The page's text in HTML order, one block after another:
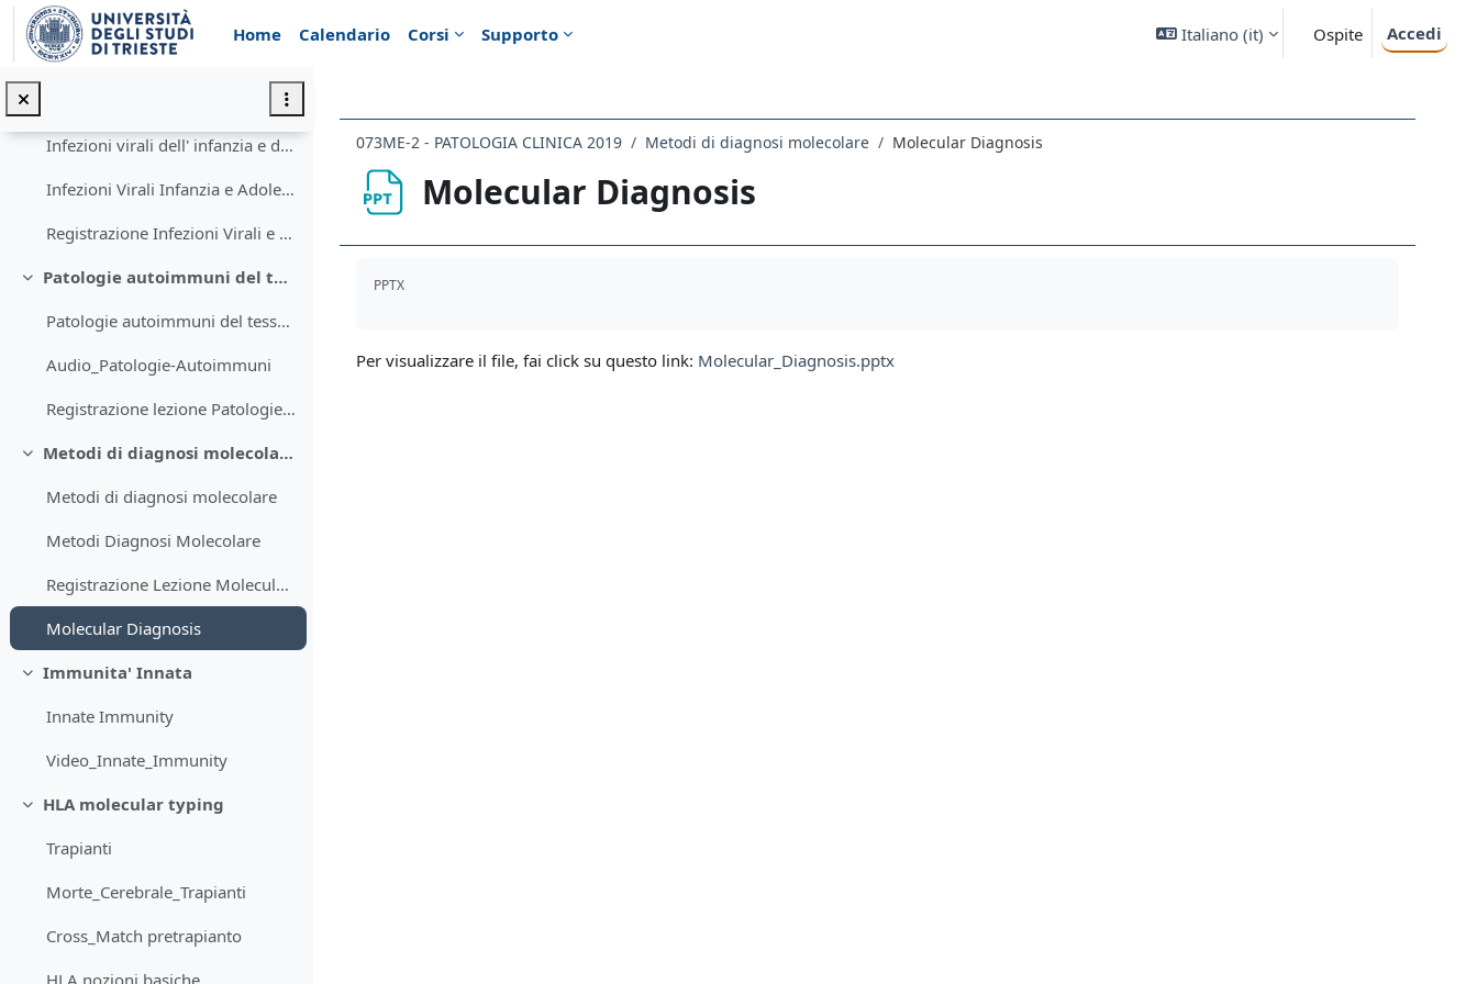
Vai al contenuto principale
Home
Calendario Corsi Supporto Italiano ‎(it)‎ Ospite Accedi
Infiammazione
Lezione infiammazione
Minimizza
Infezioni virali dell' infanzia e dell' adolescenza
Infezioni virali dell' infanzia e dell' adolescenza
Infezioni Virali Infanzia e Adolescenza
Registrazione Infezioni Virali e dell'Adolescenza
Minimizza
Patologie autoimmuni del tessuto connettivo e malattie da immunodeficienze
Patologie autoimmuni del tessuto connettivo e malattie da immunodeficienze
Audio_Patologie-Autoimmuni
Registrazione lezione Patologie autoimmuni del tessuto connettivo
Minimizza
Metodi di diagnosi molecolare
Metodi di diagnosi molecolare
Metodi Diagnosi Molecolare
Registrazione Lezione Molecular Diagnosis
Molecular Diagnosis
Minimizza
Immunita' Innata
Innate Immunity
Video_Innate_Immunity
Minimizza
HLA molecular typing
Trapianti
Morte_Cerebrale_Trapianti
Cross_Match pretrapianto
073ME-2 - PATOLOGIA CLINICA 2019 Metodi di diagnosi molecolare Molecular Diagnosis
Molecular Diagnosis
PPTX
Per visualizzare il file, fai click su questo link: Molecular_Diagnosis.pptx